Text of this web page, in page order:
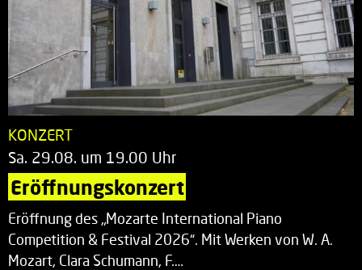
KONZERT
Sa. 29.08. um 19.00 Uhr
Eröffnungskonzert
Eröffnung des „Mozarte International Piano
Competition & Festival 2026“. Mit Werken von W. A.
Mozart, Clara Schumann, F.…